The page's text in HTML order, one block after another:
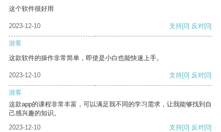
这个软件很好用
2023-12-10 支持[0] 反对[0]
游客
这款软件的操作非常简单，即使是小白也能快速上手。
2023-12-10 支持[0] 反对[0]
游客
这款app的课程非常丰富，可以满足我不同的学习需求，让我能够找到自
己感兴趣的知识。
2023-12-10
支持[0] 反对[0]